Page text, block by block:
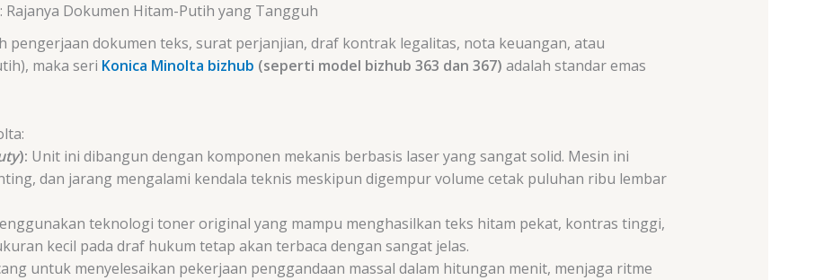
: Rajanya Dokumen Hitam-Putih yang Tangguh
pengerjaan dokumen teks, surat perjanjian, draf kontrak legalitas, nota keuangan, atau
maka seri Konica Minolta bizhub (seperti model bizhub 363 dan 367) adalah standar emas
): Unit ini dibangun dengan komponen mekanis berbasis laser yang sangat solid. Mesin ini
dan jarang mengalami kendala teknis meskipun digempur volume cetak puluhan ribu lembar
teknologi toner original yang mampu menghasilkan teks hitam pekat, kontras tinggi,
kecil pada draf hukum tetap akan terbaca dengan sangat jelas.
untuk menyelesaikan pekerjaan penggandaan massal dalam hitungan menit, menjaga ritme